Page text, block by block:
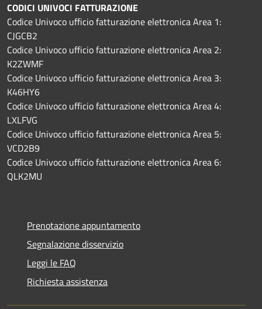
CODICI UNIVOCI FATTURAZIONE
Codice Univoco ufficio fatturazione elettronica Area 1:
CJGCB2
Codice Univoco ufficio fatturazione elettronica Area 2:
K2ZWMF
Codice Univoco ufficio fatturazione elettronica Area 3:
K46HY6
Codice Univoco ufficio fatturazione elettronica Area 4:
LXLFVG
Codice Univoco ufficio fatturazione elettronica Area 5:
VCD2B9
Codice Univoco ufficio fatturazione elettronica Area 6:
QLK2MU
Prenotazione appuntamento
Segnalazione disservizio
Leggi le FAQ
Richiesta assistenza